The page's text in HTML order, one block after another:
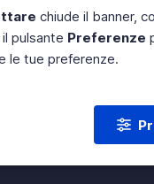
chiude il banner,
pulsante Preferenze
le tue preferenze.